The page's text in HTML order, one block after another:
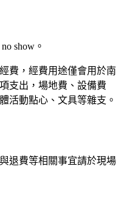
show。
費，經費用途僅會用於南
支出，場地費、設備費
活動點心、文具等雜支。
退費等相關事宜請於現場